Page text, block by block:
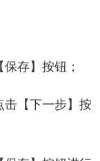
存】按钮；
击【下一步】按